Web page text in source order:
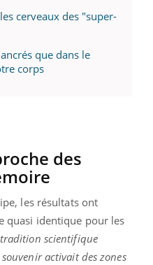
cerveaux des "super-
que dans le
corps
des
les résultats ont
quasi identique pour les
scientifique
activait des zones